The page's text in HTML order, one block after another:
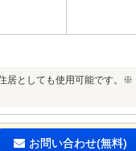
居としても使用可能です。※
お問い合わせ(無料)